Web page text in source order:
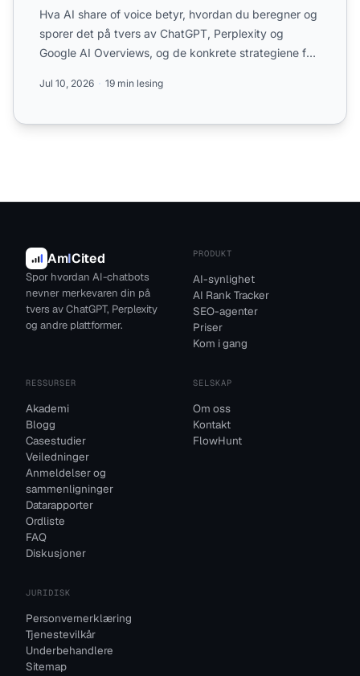
Hva AI share of voice betyr, hvordan du beregner og
sporer det på tvers av ChatGPT, Perplexity og
Google AI Overviews, og de konkrete strategiene for
Jul 10, 2026 19 min lesing
AmICited
Spor hvordan AI-chatbots
nevner merkevaren din på
tvers av ChatGPT, Perplexity
og andre plattformer.
PRODUKT
AI-synlighet
AI Rank Tracker
SEO-agenter
Priser
Kom i gang
RESSURSER
Akademi
Blogg
Casestudier
Veiledninger
Anmeldelser og
sammenligninger
Datarapporter
Ordliste
FAQ
Diskusjoner
SELSKAP
Om oss
Kontakt
FlowHunt
JURIDISK
Personvernerklæring
Tjenestevilkår
Underbehandlere
Sitemap